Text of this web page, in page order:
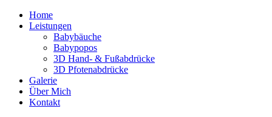
Home
Leistungen
Babybäuche
Babypopos
3D Hand- & Fußabdrücke
3D Pfotenabdrücke
Galerie
Über Mich
Kontakt